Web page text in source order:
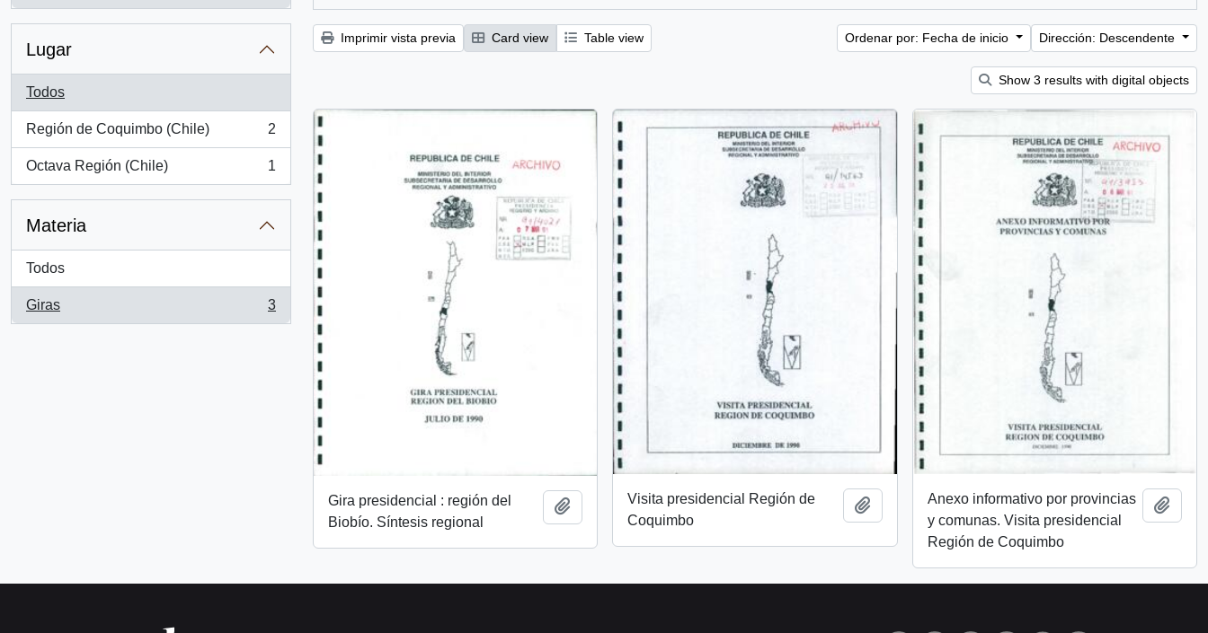
Lugar
Todos
Región de Coquimbo (Chile)
, 2 resultados
2
Octava Región (Chile)
, 1 resultados
1
Materia
Todos
Giras
, 3 resultados
3
Imprimir vista previa Card view Table view Ordenar por: Fecha de inicio Dirección: Descendente
Show 3 results with digital objects
Gira presidencial : región del
Biobío. Síntesis regional
Añadir al portapapeles
Visita presidencial Región de
Coquimbo
Añadir al portapapeles
Anexo informativo por provincias
y comunas. Visita presidencial
Región de Coquimbo